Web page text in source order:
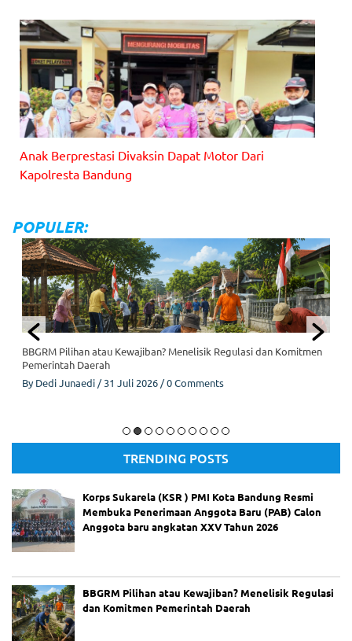
Anak Berprestasi Divaksin Dapat Motor Dari
Kapolresta Bandung
POPULER:
Gambar : Ilustrasi BBGRM (AI)
BBGRM Pilihan atau Kewajiban? Menelisik Regulasi dan Komitmen
Pemerintah Daerah
ByDedi Junaedi /31 Juli 2026 /0 Comments
TRENDING POSTS
Korps Sukarela (KSR ) PMI Kota Bandung Resmi
Membuka Penerimaan Anggota Baru (PAB) Calon
Anggota baru angkatan XXV Tahun 2026
BBGRM Pilihan atau Kewajiban? Menelisik Regulasi
dan Komitmen Pemerintah Daerah